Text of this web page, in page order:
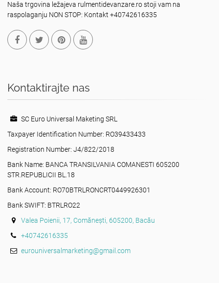
Naša trgovina ležajeva rulmentidevanzare.ro stoji vam na
raspolaganju NON STOP: Kontakt +40742616335
Kontaktirajte nas
SC Euro Universal Maketing SRL
Taxpayer Identification Number: RO39433433
Registration Number: J4/822/2018
Bank Name: BANCA TRANSILVANIA COMANESTI 605200
STR.REPUBLICII BL.18
Bank Account: RO70BTRLRONCRT0449926301
Bank SWIFT: BTRLRO22
Valea Poienii, 17, Comănești, 605200, Bacău
+40742616335
eurouniversalmarketing@gmail.com